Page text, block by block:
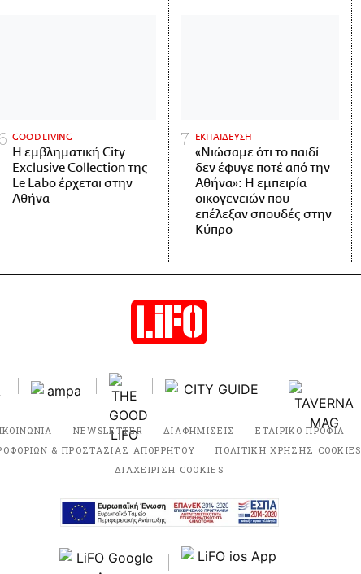
GOOD LIVING
Η εμβληματική City
Exclusive Collection της
Le Labo έρχεται στην
Αθήνα
ΕΚΠΑΙΔΕΥΣΗ
«Νιώσαμε ότι το παιδί
δεν έφυγε ποτέ από την
Αθήνα»: Η εμπειρία
οικογενειών που
επέλεξαν σπουδές στην
Κύπρο
NEWSLETTER ΔΙΑΦΗΜΙΣΕΙΣ ΕΤΑΙΡΙΚΟ ΠΡΟΦΙΛ
& ΠΡΟΣΤΑΣΙΑΣ ΑΠΟΡΡΗΤΟΥ
ΠΟΛΙΤΙΚΗ ΧΡΗΣΗΣ COOKIES
ΔΙΑΧΕΙΡΙΣΗ COOKIES